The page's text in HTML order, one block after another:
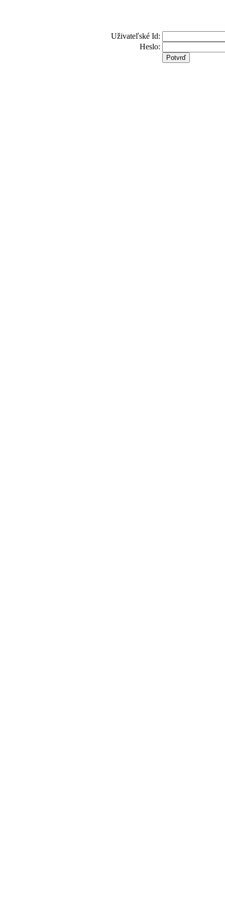
Uživateľské Id:
Heslo: